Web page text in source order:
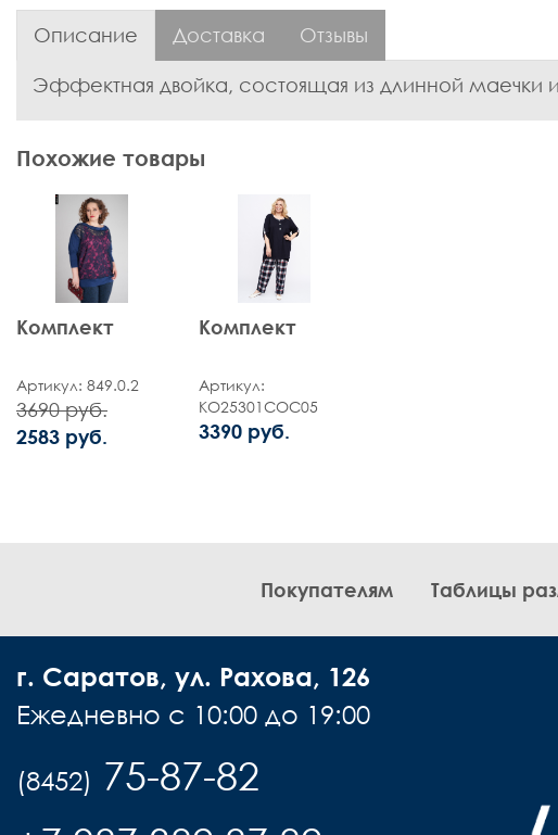
Описание Доставка Отзывы
Эффектная двойка, состоящая из длинной маечки
Похожие товары
Комплект
Артикул: 849.0.2
3690 руб.
2583 руб.
Комплект
Артикул:
KO25301COC05
3390 руб.
Покупателям Таблицы
г. Саратов, ул. Рахова, 126
Ежедневно с 10:00 до 19:00
(8452) 75-87-82